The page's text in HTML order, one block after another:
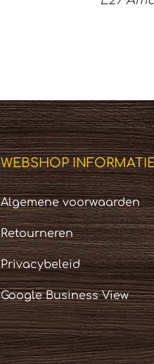
WEBSHOP
Algemene voorwaarden
Retourneren
Privacybeleid
Google Business View